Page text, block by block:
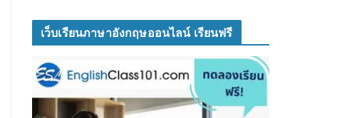
เว็บเรียนภาษาอังกฤษออนไลน์ เรียนฟรี